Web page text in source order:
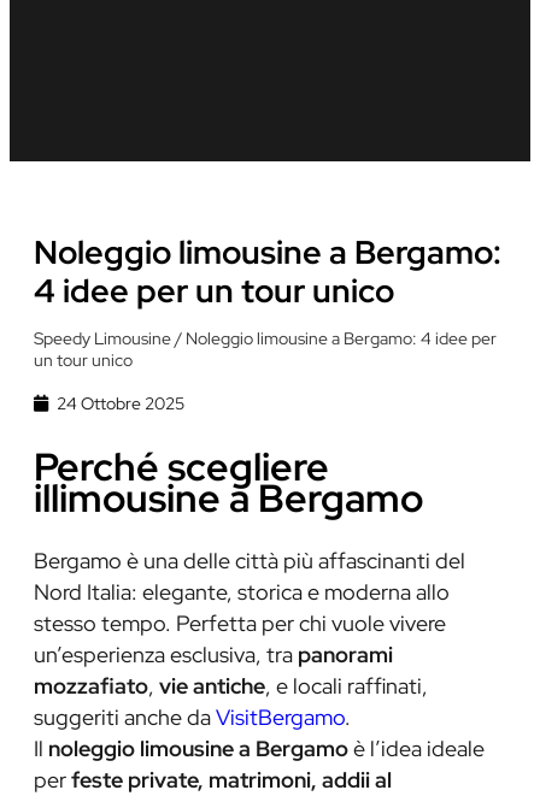
Noleggio limousine a Bergamo:
4 idee per un tour unico
Speedy Limousine/ Noleggio limousine a Bergamo: 4 idee per
un tour unico
24 Ottobre 2025
Perché scegliere
illimousine a Bergamo
Bergamo è una delle città più affascinanti del
Nord Italia: elegante, storica e moderna allo
stesso tempo. Perfetta per chi vuole vivere
un’esperienza esclusiva, tra panorami
mozzafiato, vie antiche, e locali raffinati,
suggeriti anche daVisitBergamo.
Il noleggio limousine a Bergamoè l’idea ideale
perfeste private, matrimoni, addii al